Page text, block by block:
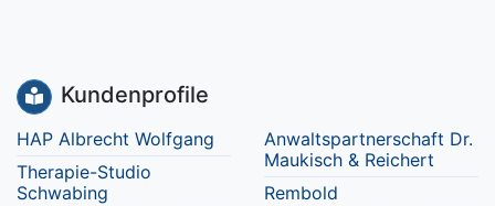
Kundenprofile
HAP Albrecht Wolfgang
Therapie-Studio
Schwabing
Anwaltspartnerschaft Dr.
Maukisch & Reichert
Rembold